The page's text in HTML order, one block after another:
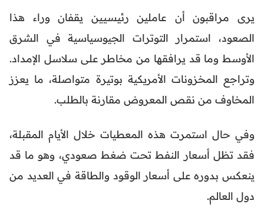
يرى مراقبون أن عاملين رئيسيين يقفان وراء هذا
الصعود، استمرار التوترات الجيوسياسية في الشرق
الأوسط وما قد يرافقها من مخاطر على سلاسل الإمداد.
وتراجع المخزونات الأمريكية بوتيرة متواصلة، ما يعزز
المخاوف من نقص المعروض مقارنة بالطلب.
وفي حال استمرت هذه المعطيات خلال الأيام المقبلة،
فقد تظل أسعار النفط تحت ضغط صعودي، وهو ما قد
ينعكس بدوره على أسعار الوقود والطاقة في العديد من
دول العالم.